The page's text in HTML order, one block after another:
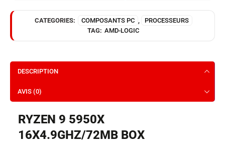
CATEGORIES: COMPOSANTS PC
PROCESSEURS
TAG: AMD-LOGIC
DESCRIPTION
AVIS (0)
RYZEN 9 5950X
16X4.9GHZ/72MB BOX